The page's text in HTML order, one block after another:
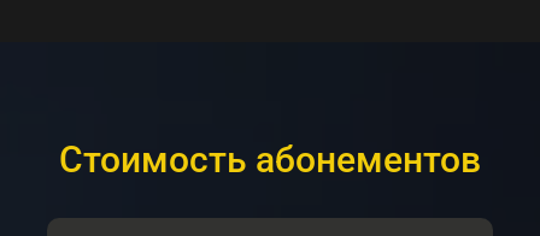
Стоимость абонементов